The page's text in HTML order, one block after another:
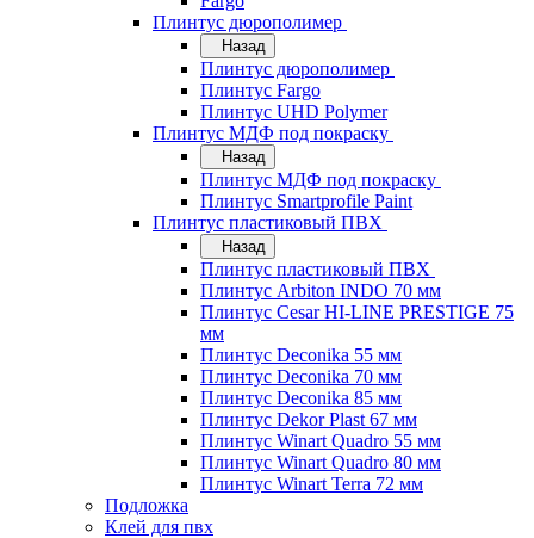
Плинтус дюрополимер
Назад
Плинтус дюрополимер
Плинтус Fargo
Плинтус UHD Polymer
Плинтус МДФ под покраску
Назад
Плинтус МДФ под покраску
Плинтус Smartprofile Paint
Плинтус пластиковый ПВХ
Назад
Плинтус пластиковый ПВХ
Плинтус Arbiton INDO 70 мм
Плинтус Cesar HI-LINE PRESTIGE 75
мм
Плинтус Deconika 55 мм
Плинтус Deconika 70 мм
Плинтус Deconika 85 мм
Плинтус Dekor Plast 67 мм
Плинтус Winart Quadro 55 мм
Плинтус Winart Quadro 80 мм
Плинтус Winart Terra 72 мм
Подложка
Клей для пвх